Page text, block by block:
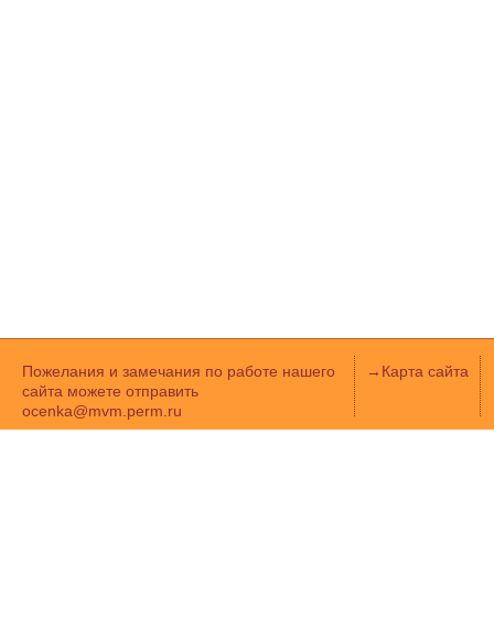
Пожелания и замечания по работе нашего
сайта можете отправить
ocenka@mvm.perm.ru
→ Карта сайта